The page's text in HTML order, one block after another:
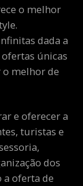
o melhor
dada a
únicas
melhor de
e oferecer a
turistas e
dos
a oferta de